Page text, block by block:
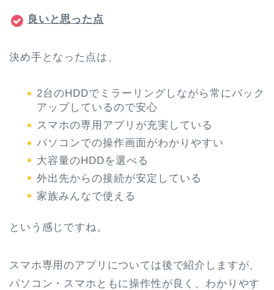
良いと思った点
決め手となった点は、
2台のHDDでミラーリングしながら常にバック
アップしているので安心
スマホの専用アプリが充実している
パソコンでの操作画面がわかりやすい
大容量のHDDを選べる
外出先からの接続が安定している
家族みんなで使える
という感じですね。
スマホ専用のアプリについては後で紹介しますが、
パソコン・スマホともに操作性が良く、わかりやす